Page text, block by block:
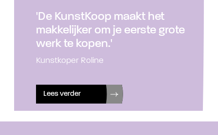
'De KunstKoop maakt het
makkelijker om je eerste grote
werk te kopen.'
Kunstkoper Roline
Lees verder